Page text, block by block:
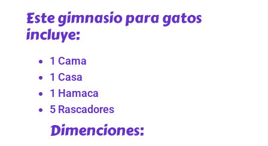
Este gimnasio para gatos
incluye:
1 Cama
1 Casa
1 Hamaca
5 Rascadores
Dimenciones: